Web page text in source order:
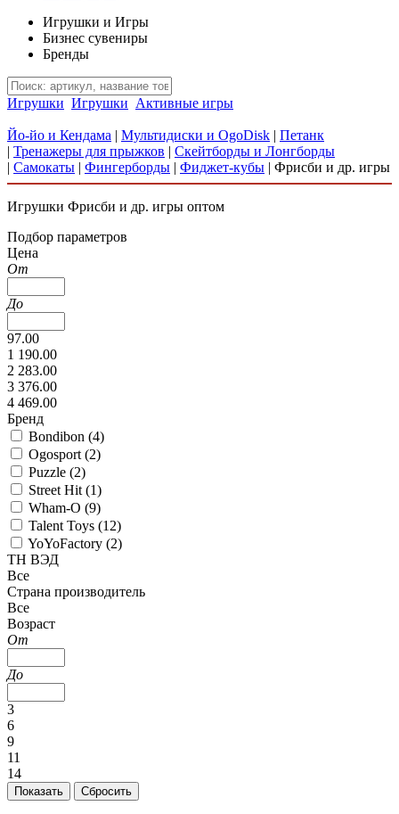
Игрушки и Игры
Бизнес сувениры
Бренды
Игрушки Игрушки Активные игры
Йо-йо и Кендама | Мультидиски и OgoDisk | Петанк
| Тренажеры для прыжков | Скейтборды и Лонгборды
| Самокаты | Фингерборды | Фиджет-кубы | Фрисби и др. игры
Игрушки Фрисби и др. игры оптом
Подбор параметров
Цена
От
До
97.00
1 190.00
2 283.00
3 376.00
4 469.00
Бренд
Bondibon (4)
Ogosport (2)
Puzzle (2)
Street Hit (1)
Wham-O (9)
Talent Toys (12)
YoYoFactory (2)
ТН ВЭД
Все
Страна производитель
Все
Возраст
От
До
3
6
9
11
14